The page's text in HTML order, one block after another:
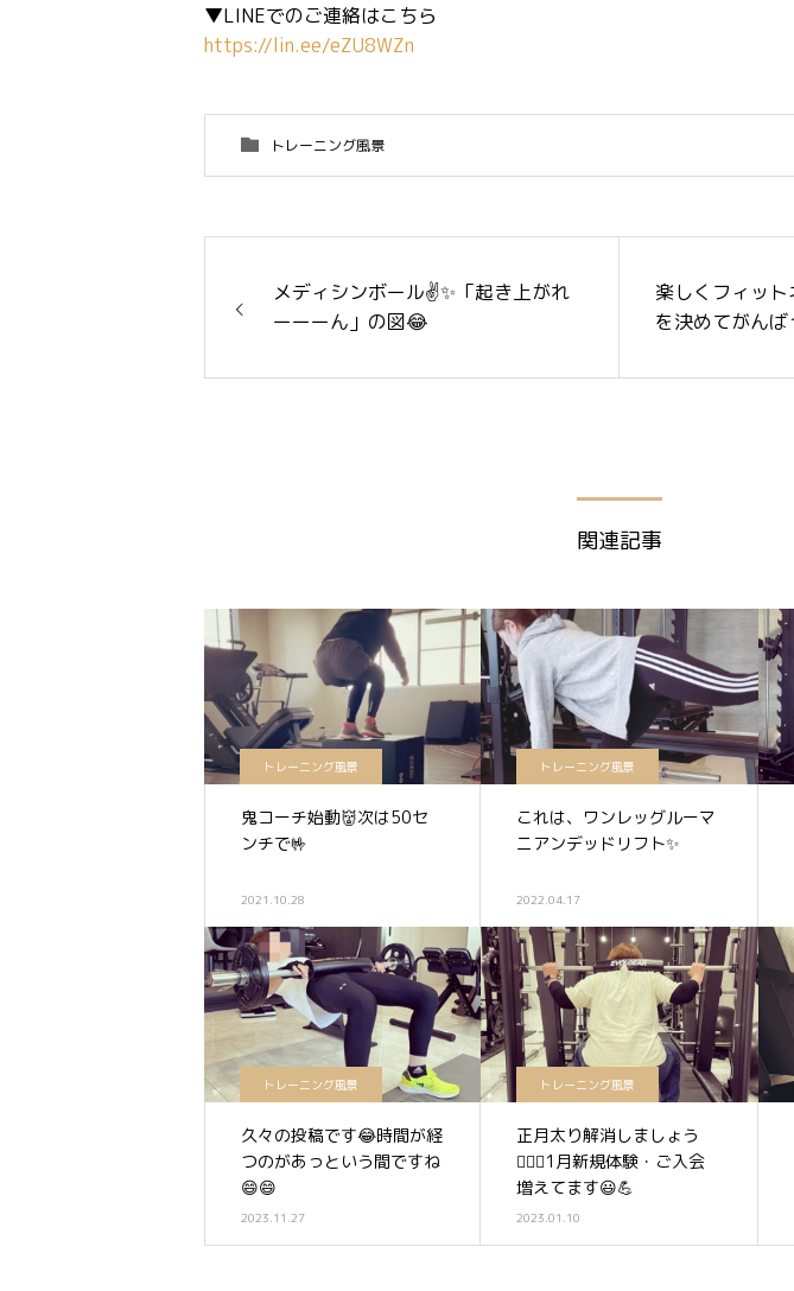
▼LINEでのご連絡はこちら
https://lin.ee/eZU8WZn
トレーニング風景
メディシンボール✌️✨「起き上がれ
ーーーん」の図😂
楽しくフィッ
を決めてがん
関連記事
トレーニング風景
鬼コーチ始動👹次は50セ
ンチで🤟
2021.10.28
トレーニング風景
これは、ワンレッグルーマ
ニアンデッドリフト✨
2022.04.17
トレーニング風景
久々の投稿です😂時間が経
つのがあっという間ですね
😄😄
2023.11.27
トレーニング風景
正月太り解消しましょう
🏋️‍♂️✨1月新規体験・ご入会
増えてます😃💪
2023.01.10